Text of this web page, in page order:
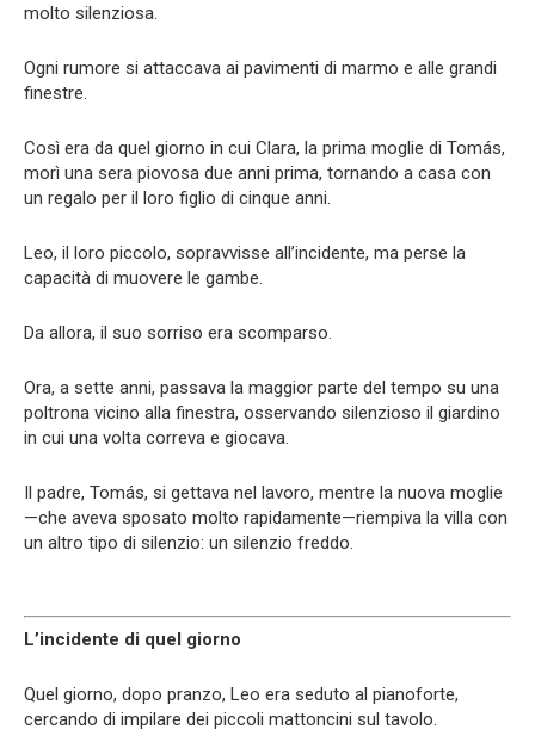
molto silenziosa.
Ogni rumore si attaccava ai pavimenti di marmo e alle grandi
finestre.
Così era da quel giorno in cui Clara, la prima moglie di Tomás,
morì una sera piovosa due anni prima, tornando a casa con
un regalo per il loro figlio di cinque anni.
Leo, il loro piccolo, sopravvisse all’incidente, ma perse la
capacità di muovere le gambe.
Da allora, il suo sorriso era scomparso.
Ora, a sette anni, passava la maggior parte del tempo su una
poltrona vicino alla finestra, osservando silenzioso il giardino
in cui una volta correva e giocava.
Il padre, Tomás, si gettava nel lavoro, mentre la nuova moglie
—che aveva sposato molto rapidamente—riempiva la villa con
un altro tipo di silenzio: un silenzio freddo.
L’incidente di quel giorno
Quel giorno, dopo pranzo, Leo era seduto al pianoforte,
cercando di impilare dei piccoli mattoncini sul tavolo.